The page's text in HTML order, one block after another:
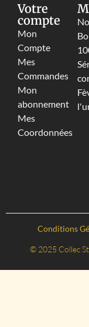
Votre
compte
Mon
Compte
Mes
Commandes
Mon
abonnement
Mes
Coordonnées
Conditions
© 2025 Collec